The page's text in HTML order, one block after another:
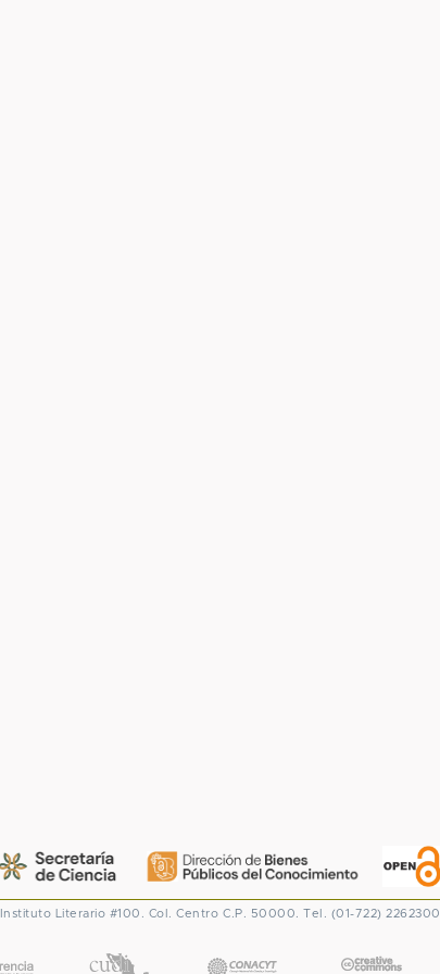
Instituto Literario #100. Col. Centro C.P. 50000. Tel. (01-722) 2262300